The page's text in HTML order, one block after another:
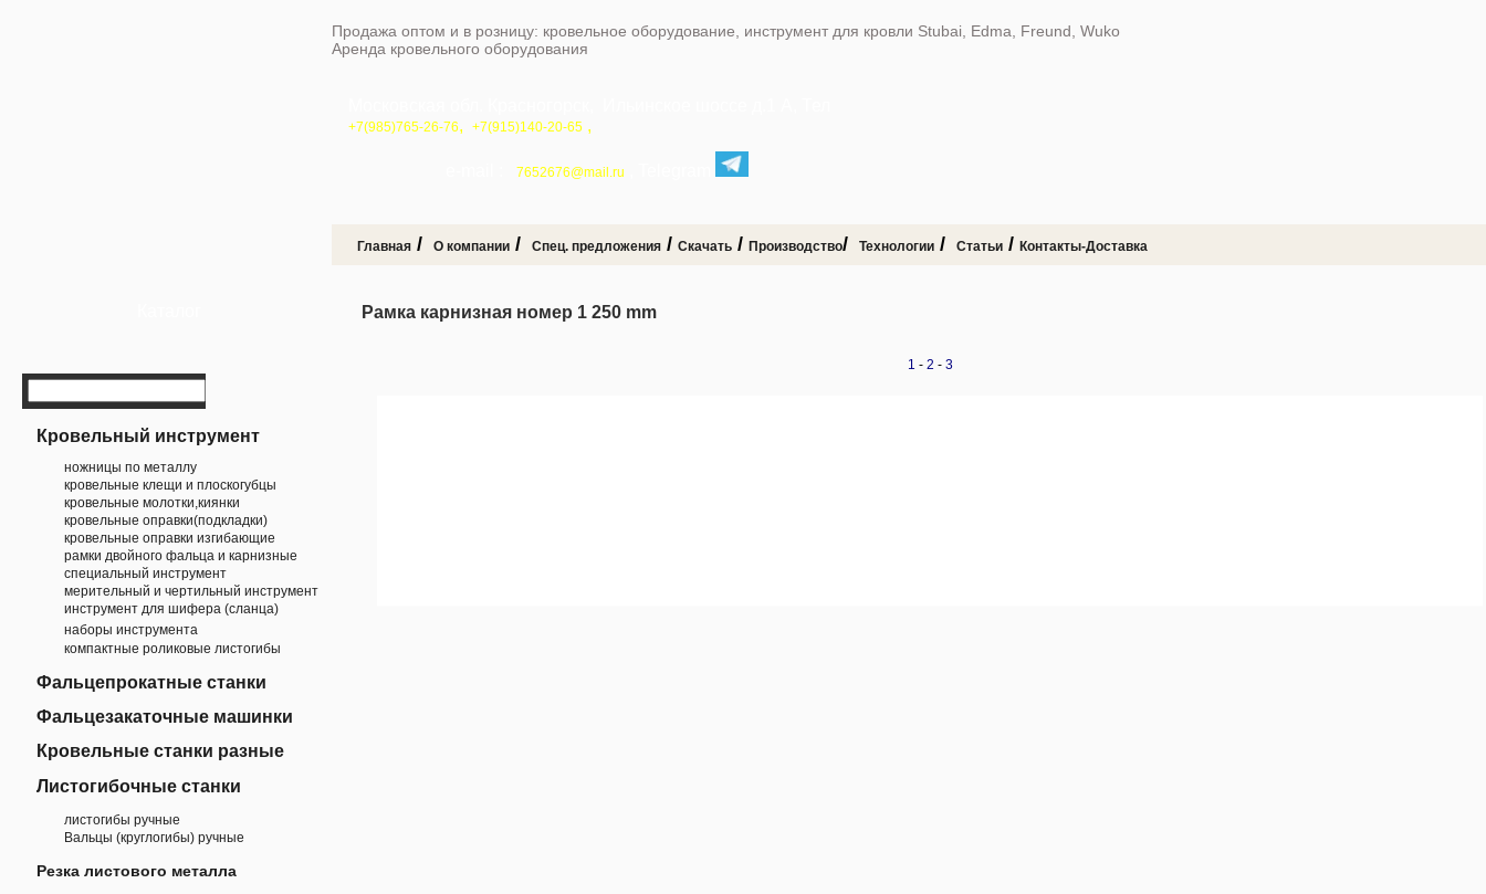
Продажа оптом и в розницу: кровельное оборудование, инструмент для кровли Stubai, Edma, Freund, Wuko
Аренда кровельного оборудования
+7(985)765-26-76, +7(915)140-20-65 ,
7652676@mail.ru
Главная / О компании / Спец. предложения / Скачать / Производство/ Технологии / Статьи / Контакты-Доставка
Кровельный инструмент
ножницы по металлу
кровельные клещи и плоскогубцы
кровельные молотки,киянки
кровельные оправки(подкладки)
кровельные оправки изгибающие
рамки двойного фальца и карнизные
специальный инструмент
мерительный и чертильный инструмент
инструмент для шифера (сланца)
наборы инструмента
компактные роликовые листогибы
Фальцепрокатные станки
Фальцезакаточные машинки
Кровельные станки разные
Листогибочные станки
листогибы ручные
Вальцы (круглогибы) ручные
Резка листового металла
Рамка карнизная номер 1 250 mm
1 - 2 - 3